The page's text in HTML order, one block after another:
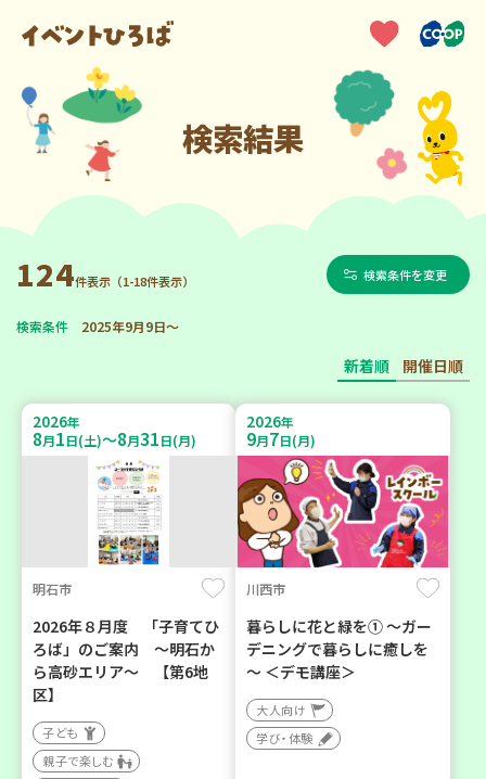
検索結果
124件表示（1-18件表示） 検索条件を変更
検索条件 2025年9月9日～
新着順 開催日順
2026年
8月1日(土)～8月31日(月)
明石市
2026年８月度 「子育てひ
ろば」のご案内 ～明石か
ら高砂エリア～ 【第6地
区】
子ども
親子で楽しむ
2026年
9月7日(月)
川西市
暮らしに花と緑を① ～ガー
デニングで暮らしに癒しを
～ ＜デモ講座＞
大人向け
学び・体験